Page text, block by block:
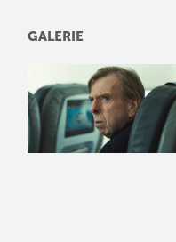
GALERIE